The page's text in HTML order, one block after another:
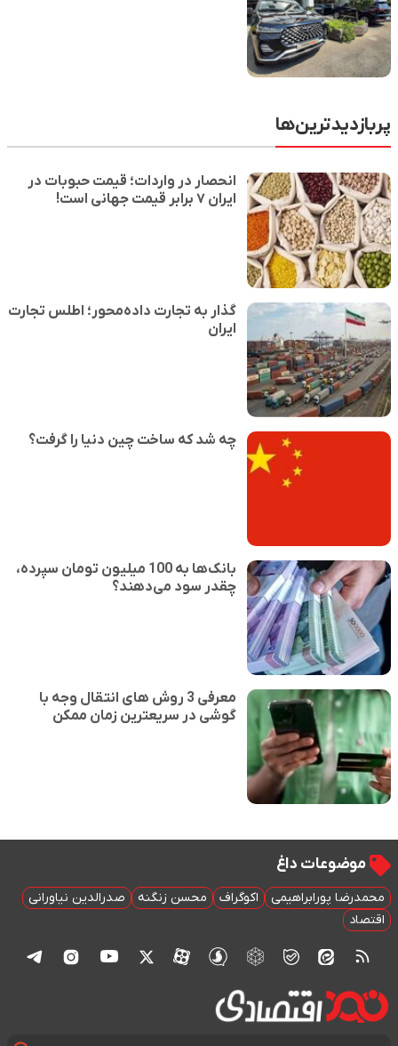
پربازدیدترین‌ها
انحصار در واردات؛ قیمت حبوبات در
ایران ۷ برابر قیمت جهانی است!
گذار به تجارت داده‌محور؛ اطلس تجارت
ایران
چه شد که ساخت چین دنیا را گرفت؟
بانک‌ها به 100 میلیون تومان سپرده،
چقدر سود می‌دهند؟
معرفی 3 روش های انتقال وجه با
گوشی در سریعترین زمان ممکن
موضوعات داغ
محمدرضا پورابراهیمی اکوگراف محسن زنگنه
صدرالدین نیاورانی
اقتصاد